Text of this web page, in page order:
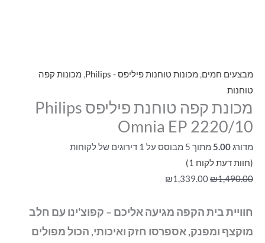
מבצעים חמים, מכונות טוחנות פיליפס - Philips , מכונות קפה
טוחנות
מכונת קפה טוחנת פיליפס Philips
Omnia EP 2220/10
מדורג5.00 מתוך 5 מבוסס על 1 דירוגים של לקוחות
(חוות דעת לקוח 1
)
₪1,490.00
₪1,339.00
חוויית בית הקפה מגיעה אליכם – קפוצ'ינו עם חלב
מוקצף ומפנק, אספרסו חזק ואיכותי, הכול מפולים